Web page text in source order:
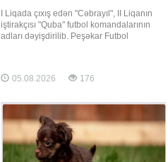
I Liqada çıxış edən "Cəbrayıl", II Liqanın
iştirakçısı "Quba" futbol komandalarının
adları dəyişdirilib. Peşəkar Futbol
altınd05.08.2026 176